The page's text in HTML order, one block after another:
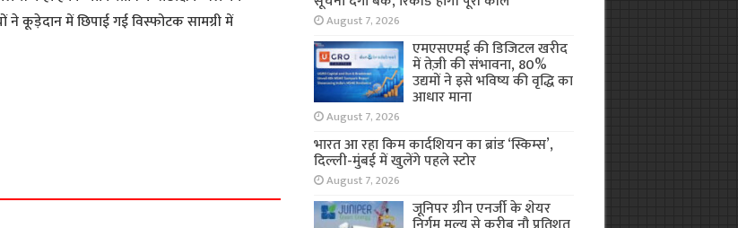
कूड़ेदान में छिपाई गई विस्फोटक सामग्री में
August 7, 2026
एमएसएमई की डिजिटल खरीद
में तेज़ी की संभावना, 80%
उद्यमों ने इसे भविष्य की वृद्धि का
आधार माना
August 7, 2026
भारत आ रहा किम कार्दशियन का ब्रांड ‘स्किम्स’,
दिल्ली-मुंबई में खुलेंगे पहले स्टोर
August 7, 2026
जूनिपर ग्रीन एनर्जी के शेयर